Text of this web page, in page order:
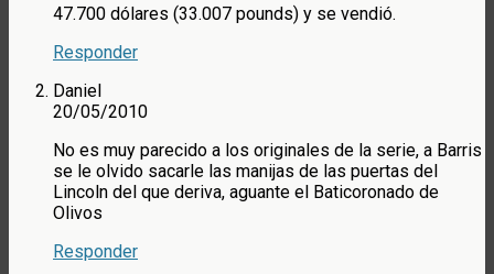
47.700 dólares (33.007 pounds) y se vendió.
Responder
Daniel
20/05/2010
No es muy parecido a los originales de la serie, a Barris
se le olvido sacarle las manijas de las puertas del
Lincoln del que deriva, aguante el Baticoronado de
Olivos
Responder